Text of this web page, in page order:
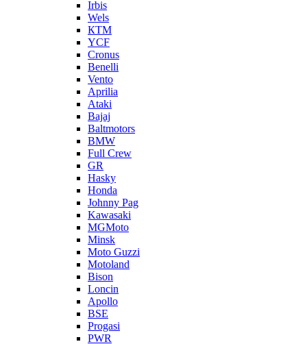
Irbis
Wels
КТМ
YCF
Cronus
Benelli
Vento
Aprilia
Ataki
Bajaj
Baltmotors
BMW
Full Crew
GR
Hasky
Honda
Johnny Pag
Kawasaki
MGMoto
Minsk
Moto Guzzi
Motoland
Bison
Loncin
Apollo
BSE
Progasi
PWR